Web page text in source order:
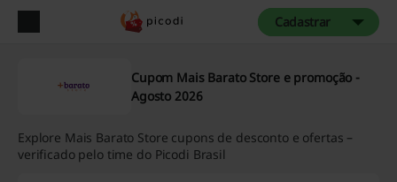
Cadastrar
Cupom Mais Barato Store e promoção -
Agosto 2026
Explore Mais Barato Store cupons de desconto e ofertas –
verificado pelo time do Picodi Brasil